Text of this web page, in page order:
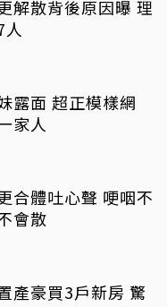
解散背後原因曝 理
露面 超正模樣網
家人
合體吐心聲 哽咽不
會散
豪買3戶新房 驚